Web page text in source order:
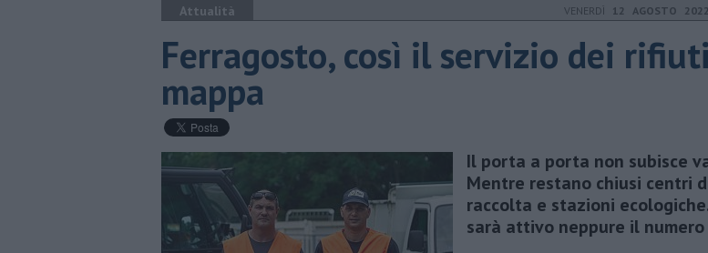
Attualità VENERDÌ 12 AGOSTO 2022
Ferragosto, così il servizio dei
mappa
Il porta a porta non subisce
Mentre restano chiusi centri
raccolta e stazioni
sarà attivo neppure il